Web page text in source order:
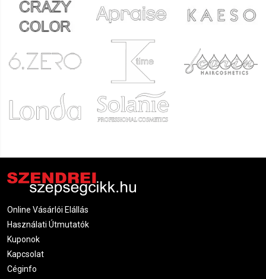
Online Vásárlói Elállás
Használati Útmutatók
Kuponok
Kapcsolat
Céginfo